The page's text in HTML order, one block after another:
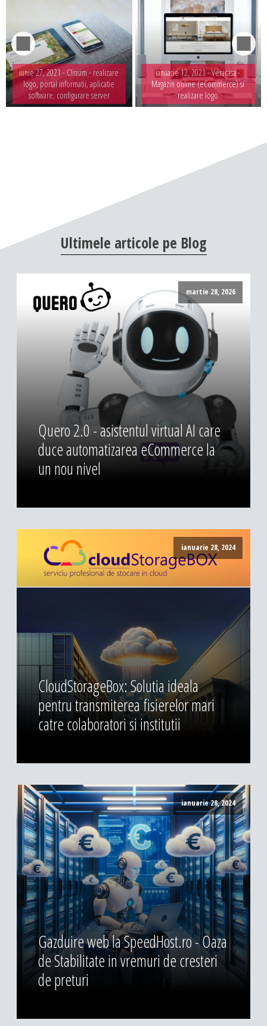
iunie 27, 2021 - Clinsim - realizare
logo, portal informatii, aplicatie
software, configurare server
ianuarie 12, 2021 -Veracasa -
Magazin online (eCommerce) si
realizare logo
Ultimele articole pe Blog
martie 28, 2026
Quero 2.0 - asistentul virtual AI care
duce automatizarea eCommerce la
un nou nivel
ianuarie 28, 2024
CloudStorageBox: Solutia ideala
pentru transmiterea fisierelor mari
catre colaboratori si institutii
ianuarie 28, 2024
Gazduire web la SpeedHost.ro - Oaza
de Stabilitate in vremuri de cresteri
de preturi